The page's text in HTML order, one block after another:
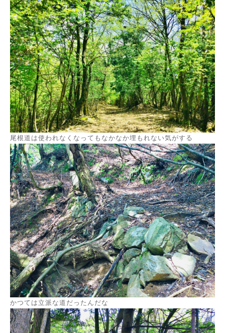
尾根道は使われなくなってもなかなか埋もれない気がする
かつては立派な道だったんだな